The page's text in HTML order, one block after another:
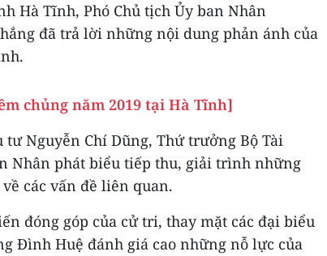
Hà Tĩnh, Phó Chủ tịch Ủy ban Nhân
đã trả lời những nội dung phản ánh của
chủng năm 2019 tại Hà Tĩnh]
tư Nguyễn Chí Dũng, Thứ trưởng Bộ Tài
Nhân phát biểu tiếp thu, giải trình những
các vấn đề liên quan.
đóng góp của cử tri, thay mặt các đại biểu
Đình Huệ đánh giá cao những nỗ lực của